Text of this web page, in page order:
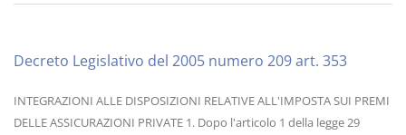
Decreto Legislativo del 2005 numero 209 art. 353
INTEGRAZIONI ALLE DISPOSIZIONI RELATIVE ALL'IMPOSTA SUI PREMI
DELLE ASSICURAZIONI PRIVATE 1. Dopo l'articolo 1 della legge 29